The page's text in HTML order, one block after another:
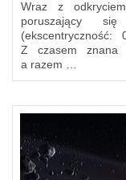
Wraz z
poruszający
Z czasem znana
a razem …